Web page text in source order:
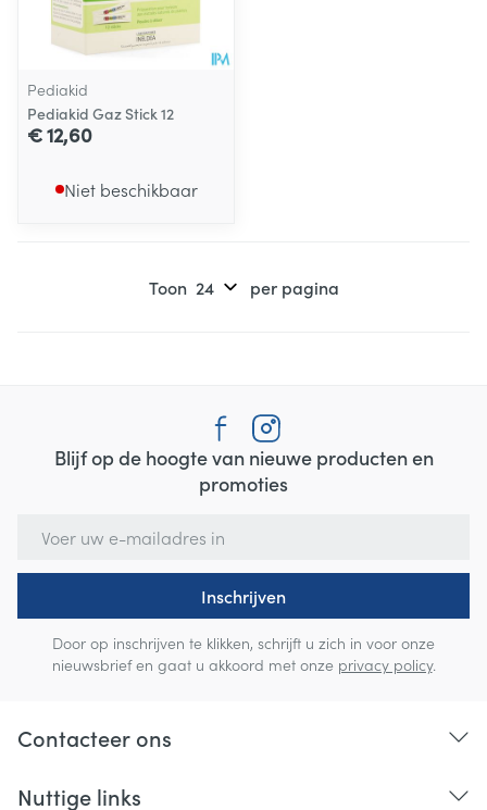
Pediakid
Pediakid Gaz Stick 12
€ 12,60
Niet beschikbaar
Toon per pagina
Blijf op de hoogte van nieuwe producten en
promoties
Inschrijven
Door op inschrijven te klikken, schrijft u zich in voor onze
nieuwsbrief en gaat u akkoord met onze privacy policy.
Contacteer ons
Nuttige links